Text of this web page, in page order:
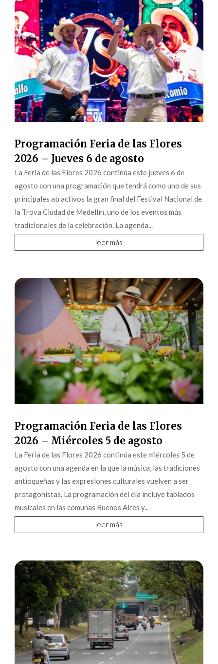
Programación Feria de las Flores
2026 – Jueves 6 de agosto
La Feria de las Flores 2026 continúa este jueves 6 de
agosto con una programación que tendrá como uno de sus
principales atractivos la gran final del Festival Nacional de
la Trova Ciudad de Medellín, uno de los eventos más
tradicionales de la celebración. La agenda...
leer más
Programación Feria de las Flores
2026 – Miércoles 5 de agosto
La Feria de las Flores 2026 continúa este miércoles 5 de
agosto con una agenda en la que la música, las tradiciones
antioqueñas y las expresiones culturales vuelven a ser
protagonistas. La programación del día incluye tablados
musicales en las comunas Buenos Aires y...
leer más